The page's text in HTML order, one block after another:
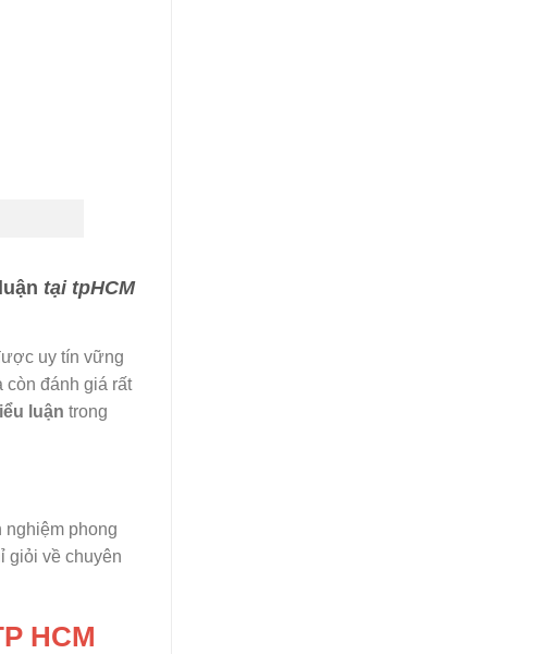
tại tpHCM
uy tín vững
đánh giá rất
luận trong
nghiệm phong
giỏi về chuyên
HCM